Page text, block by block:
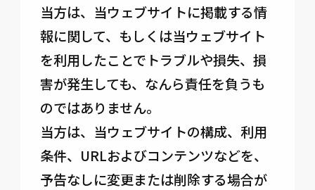
当方は、当ウェブサイトに掲載する情
報に関して、もしくは当ウェブサイト
を利用したことでトラブルや損失、損
害が発生しても、なんら責任を負うも
のではありません。
当方は、当ウェブサイトの構成、利用
条件、URLおよびコンテンツなどを、
予告なしに変更または削除する場合が